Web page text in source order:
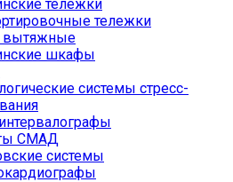
тележки
тележки
шкафы
системы стресс-
СМАД
системы